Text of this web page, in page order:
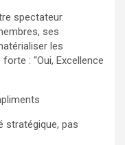
spectateur.
ses
les
: “Oui, Excellence
stratégique, pas